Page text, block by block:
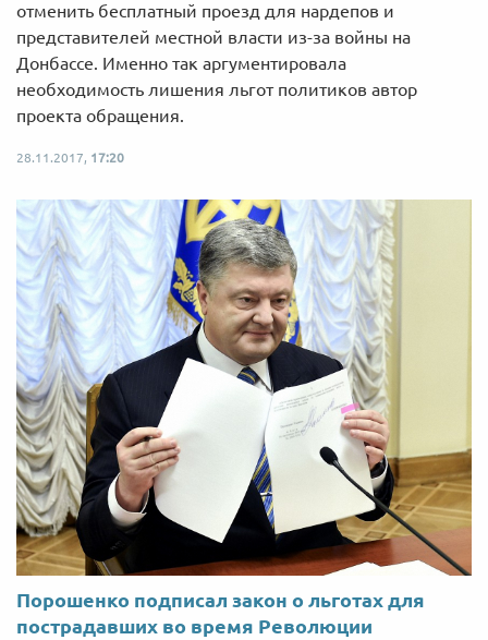
отменить бесплатный проезд для нардепов и
представителей местной власти из-за войны на
Донбассе. Именно так аргументировала
необходимость лишения льгот политиков автор
проекта обращения.
28.11.2017, 17:20
Порошенко подписал закон о льготах для
пострадавших во время Революции